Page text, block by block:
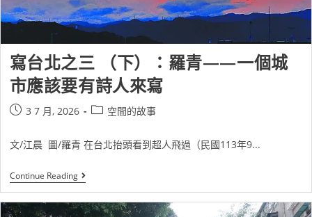
寫台北之三 （下）：羅青——一個城
市應該要有詩人來寫
3 7 月, 2026 空間的故事
文/江晨 圖/羅青 在台北抬頭看到超人飛過（民國113年9...
Continue Reading